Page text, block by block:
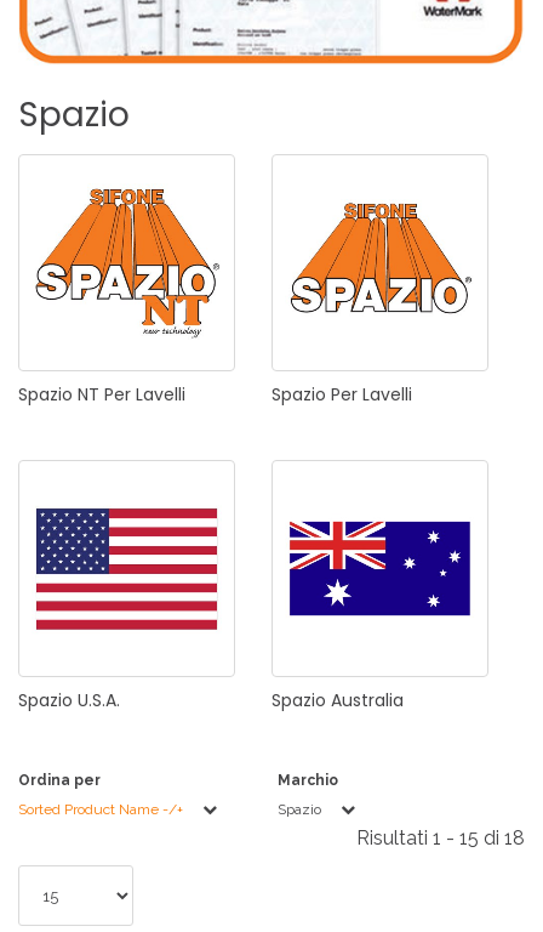
Spazio
Spazio NT Per Lavelli Spazio Per Lavelli
Spazio U.S.A. Spazio Australia
Ordina per
Sorted Product Name -/+
Marchio
Spazio
Risultati 1 - 15 di 18